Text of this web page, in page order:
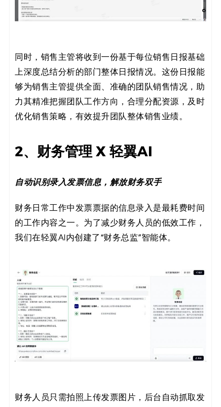
同时，销售主管将收到一份基于每位销售日报基础
上深度总结分析的部门整体日报情况。这份日报能
够为销售主管提供全面、准确的团队销售情况，助
力其精准把握团队工作方向，合理分配资源，及时
优化销售策略，有效提升团队整体销售业绩。
2、财务管理 X 轻翼AI
自动识别录入发票信息，解放财务双手
财务日常工作中发票票据的信息录入是最耗费时间
的工作内容之一。为了减少财务人员的低效工作，
我们在轻翼AI内创建了“财务总监”智能体。
财务人员只需拍照上传发票图片，后台自动抓取发